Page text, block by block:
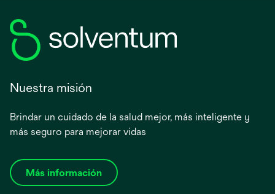
Nuestra misión
Brindar un cuidado de la salud mejor, más inteligente y
más seguro para mejorar vidas
Más información